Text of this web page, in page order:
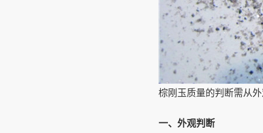
棕刚玉质量的判断需从
一、外观判断